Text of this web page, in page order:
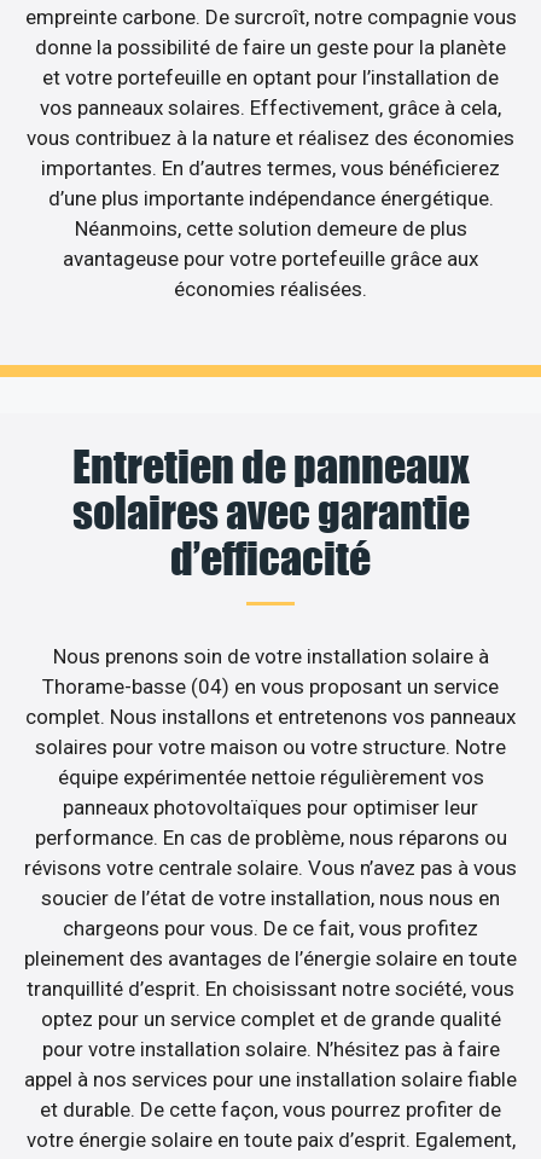
empreinte carbone. De surcroît, notre compagnie vous
donne la possibilité de faire un geste pour la planète
et votre portefeuille en optant pour l’installation de
vos panneaux solaires. Effectivement, grâce à cela,
vous contribuez à la nature et réalisez des économies
importantes. En d’autres termes, vous bénéficierez
d’une plus importante indépendance énergétique.
Néanmoins, cette solution demeure de plus
avantageuse pour votre portefeuille grâce aux
économies réalisées.
Entretien de panneaux
solaires avec garantie
d’efficacité
Nous prenons soin de votre installation solaire à
Thorame-basse (04) en vous proposant un service
complet. Nous installons et entretenons vos panneaux
solaires pour votre maison ou votre structure. Notre
équipe expérimentée nettoie régulièrement vos
panneaux photovoltaïques pour optimiser leur
performance. En cas de problème, nous réparons ou
révisons votre centrale solaire. Vous n’avez pas à vous
soucier de l’état de votre installation, nous nous en
chargeons pour vous. De ce fait, vous profitez
pleinement des avantages de l’énergie solaire en toute
tranquillité d’esprit. En choisissant notre société, vous
optez pour un service complet et de grande qualité
pour votre installation solaire. N’hésitez pas à faire
appel à nos services pour une installation solaire fiable
et durable. De cette façon, vous pourrez profiter de
votre énergie solaire en toute paix d’esprit. Egalement,